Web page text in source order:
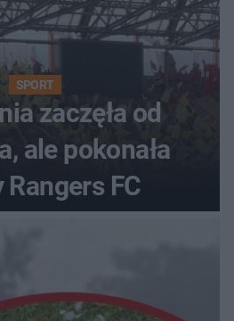
SPORT
zaczęła od
ale pokonała
Rangers FC